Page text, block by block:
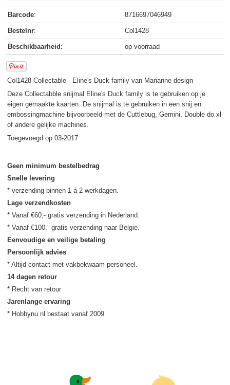
Barcode: 8716697046949
Bestelnr: Col1428
Beschikbaarheid: op voorraad
Col1428 Collectable - Eline's Duck family van Marianne design
Deze Collectabble snijmal Eline's Duck family is te gebruiken op je
eigen gemaakte kaarten. De snijmal is te gebruiken in een snij en
embossingmachine bijvoorbeeld met de Cuttlebug, Gemini, Double do xl
of andere gelijke machines.
Toegevoegd op 03-2017
Geen minimum bestelbedrag
Snelle levering
Lage verzendkosten
* Vanaf €60,- gratis verzending in Nederland.
Eenvoudige en veilige betaling
Persoonlijk advies
14 dagen retour
Jarenlange ervaring
* Hobbynu.nl bestaat vanaf 2009